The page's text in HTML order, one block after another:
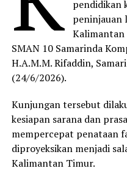
pendidikan
peninjauan
SMAN 10 Samarinda
H.A.M.M. Rifaddin,
(24/6/2026).
Kunjungan tersebut
kesiapan sarana dan
mempercepat penataan
diproyeksikan menjadi
Kalimantan Timur.